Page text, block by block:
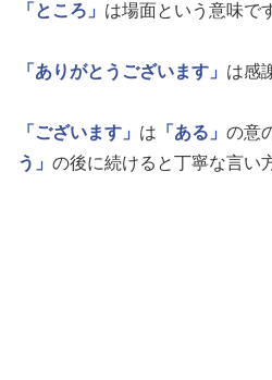
「ところ」 は場面という意味で
「ありがとうございます」 は感
「ございます」 は 「ある」 の意
う」 の後に続けると丁寧な言い